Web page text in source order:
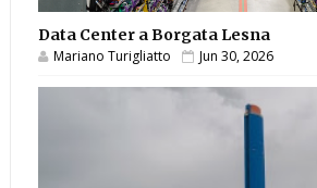
Data Center a Borgata Lesna
Mariano Turigliatto Jun 30, 2026